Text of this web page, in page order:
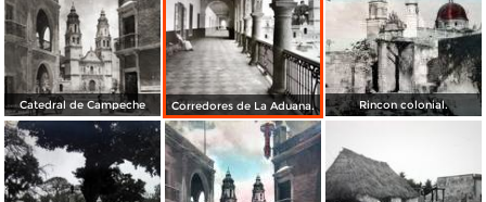
Catedral de Campeche Corredores de La Aduana. Rincon colonial.